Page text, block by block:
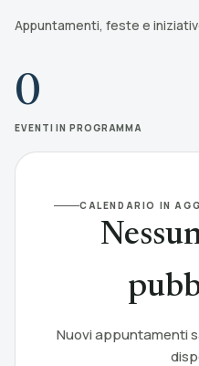
Appuntamenti, feste e
0
EVENTI IN PROGRAMMA
CALENDARIO IN
Nuovi appuntamenti